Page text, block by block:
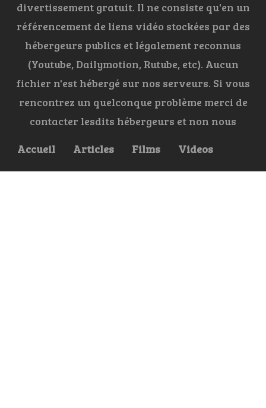
divertissement gratuit. Il ne consiste qu'en un
référencement de liens vidéo stockées par des
hébergeurs publics et légalement reconnus
(Youtube, Dailymotion, Rutube, etc). Aucun
fichier n'est hébergé sur nos serveurs. Si vous
rencontrez un quelconque problème merci de
contacter lesdits hébergeurs et non nous
Accueil
Articles Films Videos